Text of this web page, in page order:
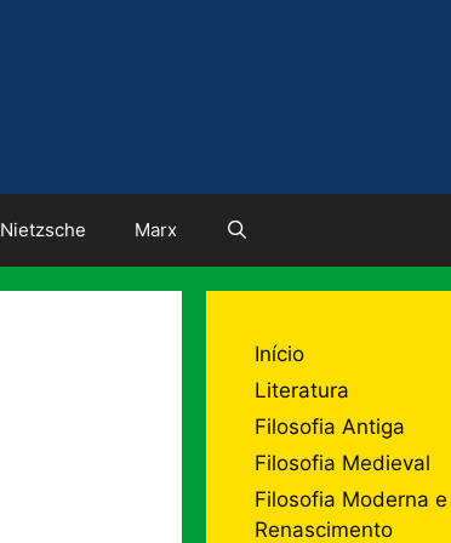
Nietzsche Marx
Início
Literatura
Filosofia Antiga
Filosofia Medieval
Filosofia Moderna e
Renascimento